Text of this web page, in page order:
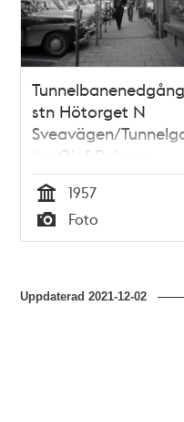
Tunnelbanenedgång
stn Hötorget N
Sveavägen/
(nu Olof Palmes
Gata)
Tid
1957
Typ
Foto
Uppdaterad2021-12-02